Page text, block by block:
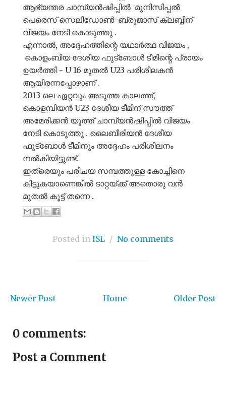
ആഭ്യന്തര ചാമ്പ്യൻഷിപ്പിൽ മുനിസിപ്പൽ
പെരെസ് സെലിഡോൺ-ബ്രുജാസ് ക്ലബ്ബിന്
വിജയം നേടി കൊടുത്തു .
എന്നാൽ, അദ്ദേഹത്തിന്റെ യഥാർത്ഥ വിജയം ,
കൊളംബിയ ദേശീയ ഫുട്ബോൾ ടീമിന്റെ പ്രായം
ഉയർത്തി - U 16 മുതൽ U23 പരിശീലകൻ
ആയിരന്നപ്പോഴാണ് .
2013 ലെ ഏറ്റവും അടുത്ത കാലത്ത്,
കൊളമ്പിയൻ U23 ദേശീയ ടീമിന് സൗത്ത്
അമേരിക്കൻ യൂത്ത് ചാമ്പ്യൻഷിപ്പിൽ വിജയം
നേടി കൊടുത്തു . ലൈബീരിയൻ ദേശീയ
ഫുട്ബോൾ ടീമിനും അദ്ദേഹം പരിശീലനം
നൽകിയിട്ടുണ്ട്.
ഇത്രെയും പരിചയ സമ്പത്തുള്ള കോച്ചിനെ
കിട്ടുകയാണെങ്കിൽ ടാറ്റയ്ക്ക് അതൊരു വൻ
മുതൽ കൂട്ട് തന്നെ .
Posted in ISL / No comments
Newer Post Older Post
Home
0 comments:
Post a Comment